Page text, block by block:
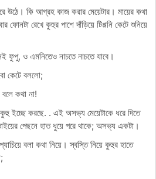
উঠে। কি আগ্রহ কাজ করার মেয়েটার। মায়ের কথা
রেখে কুহুর পাশে দাঁড়িয়ে টিপ্পনি কেটে শুনিয়ে
ও এমনিতেও নাচতে নাচতে যাবে।
কেটে বললো;
কথা না!
ইচ্ছে করছে. . এই অসভ্য মেয়েটাকে ধরে দিতে
পেছনে হাত ধুয়ে পরে থাকে; অসভ্য একটা।
বলা কথা নিয়ে। স্বস্তি নিয়ে কুহুর হাতে